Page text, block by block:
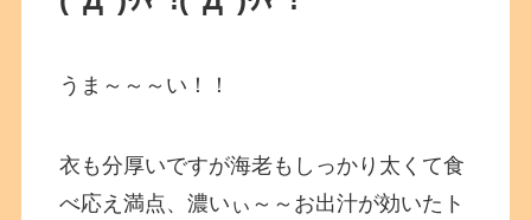
うま～～～い！！
衣も分厚いですが海老もしっかり太くて食
べ応え満点、濃いぃ～～お出汁が効いたト